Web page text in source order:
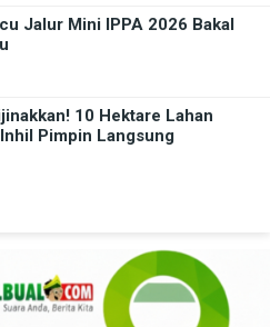
Jalur Mini IPPA 2026 Bakal
10 Hektare Lahan
Pimpin Langsung